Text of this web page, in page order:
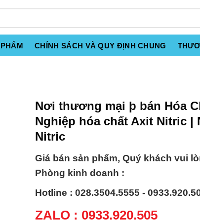
CHÍNH SÁCH VÀ QUY ĐỊNH CHUNG
Nơi thương mại þ bán Hóa
Nghiệp hóa chất Axit Nitric |
Nitric
Giá bán sản phẩm, Quý khách vui
Phòng kinh doanh :
Hotline : 028.3504.5555 -
ZALO : 0933.920.505